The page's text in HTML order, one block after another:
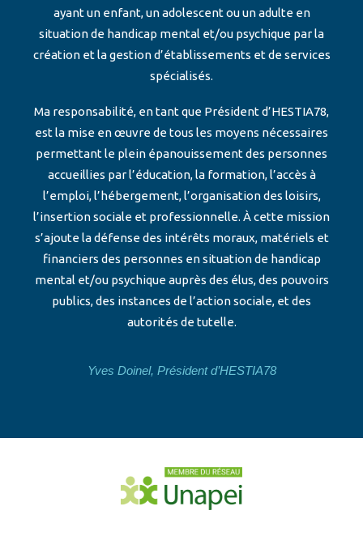
ayant un enfant, un adolescent ou un adulte en
situation de handicap mental et/ou psychique par la
création et la gestion d’établissements et de services
spécialisés.
Ma responsabilité, en tant que Président d’HESTIA78,
est la mise en œuvre de tous les moyens nécessaires
permettant le plein épanouissement des personnes
accueillies par l’éducation, la formation, l’accès à
l’emploi, l’hébergement, l’organisation des loisirs,
l’insertion sociale et professionnelle. À cette mission
s’ajoute la défense des intérêts moraux, matériels et
financiers des personnes en situation de handicap
mental et/ou psychique auprès des élus, des pouvoirs
publics, des instances de l’action sociale, et des
autorités de tutelle.
Yves Doinel, Président d’HESTIA78